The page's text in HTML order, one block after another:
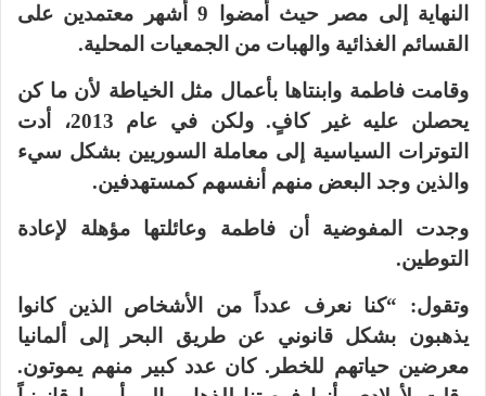
النهاية إلى مصر حيث أمضوا 9 أشهر معتمدين على
القسائم الغذائية والهبات من الجمعيات المحلية.
وقامت فاطمة وابنتاها بأعمال مثل الخياطة لأن ما كن
يحصلن عليه غير كافٍ. ولكن في عام 2013، أدت
التوترات السياسية إلى معاملة السوريين بشكل سيء
والذين وجد البعض منهم أنفسهم كمستهدفين.
وجدت المفوضية أن فاطمة وعائلتها مؤهلة لإعادة
التوطين.
وتقول: “كنا نعرف عدداً من الأشخاص الذين كانوا
يذهبون بشكل قانوني عن طريق البحر إلى ألمانيا
معرضين حياتهم للخطر. كان عدد كبير منهم يموتون.